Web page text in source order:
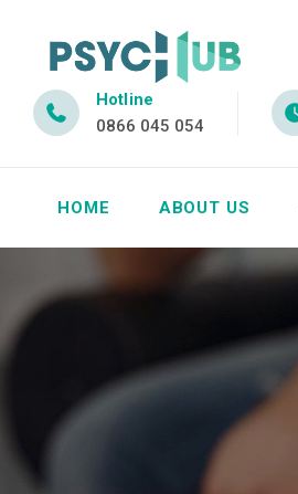
Hotline
0866 045 054
HOME ABOUT US